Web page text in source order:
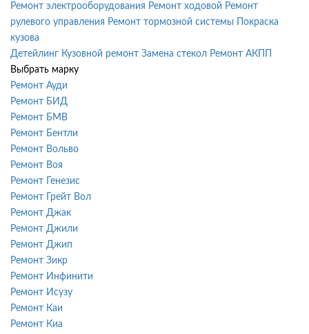
Ремонт электрооборудования Ремонт ходовой Ремонт
рулевого управления Ремонт тормозной системы
Покраска
кузова
Детейлинг Кузовной ремонт Замена стекол Ремонт АКПП
Выбрать марку
Ремонт Ауди
Ремонт БИД
Ремонт БМВ
Ремонт Бентли
Ремонт Вольво
Ремонт Воя
Ремонт Генезис
Ремонт Грейт Вол
Ремонт Джак
Ремонт Джили
Ремонт Джип
Ремонт Зикр
Ремонт Инфинити
Ремонт Исузу
Ремонт Каи
Ремонт Киа